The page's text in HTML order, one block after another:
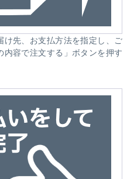
先、お支払方法を指定し、ご
容で注文する」ボタンを押す